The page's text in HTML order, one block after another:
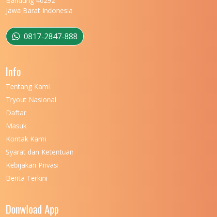
UNIVERSITAS MULAWARMAN
UNIVERSITAS MUSAMUS
UNIVERSITAS NEGERI KHAIRUN
UNIVERSITAS NEGERI MEDAN
UNIVERSITAS NEGERI PADANG
Jawa Barat Indonesia
0817-2847-888
Info
Tentang Kami
Tryout Nasional
Daftar
Masuk
Kontak Kami
Syarat dan Ketentuan
Kebijakan Privasi
Berita Terkini
Donwload App